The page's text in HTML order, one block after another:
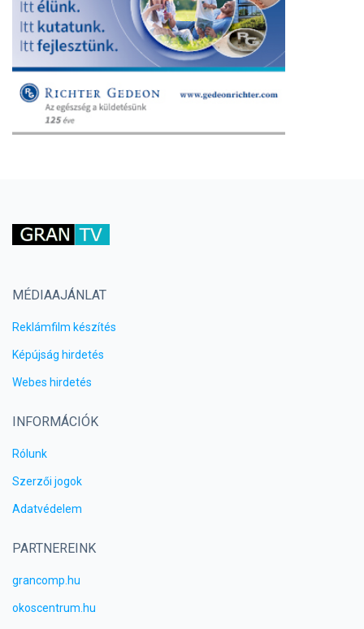
MÉDIAAJÁNLAT
Reklámfilm készítés
Képújság hirdetés
Webes hirdetés
INFORMÁCIÓK
Rólunk
Szerzői jogok
Adatvédelem
PARTNEREINK
grancomp.hu
okoscentrum.hu